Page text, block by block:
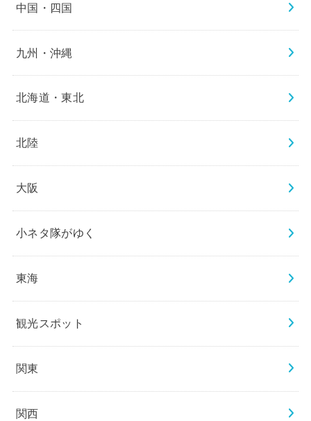
中国・四国
九州・沖縄
北海道・東北
北陸
大阪
小ネタ隊がゆく
東海
観光スポット
関東
関西